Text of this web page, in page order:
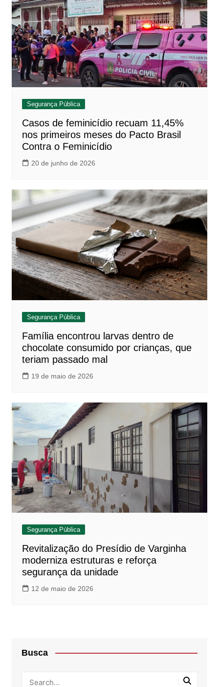
Segurança Pública
Casos de feminicídio recuam 11,45%
nos primeiros meses do Pacto Brasil
Contra o Feminicídio
20 de junho de 2026
Segurança Pública
Família encontrou larvas dentro de
chocolate consumido por crianças, que
teriam passado mal
19 de maio de 2026
Segurança Pública
Revitalização do Presídio de Varginha
moderniza estruturas e reforça
segurança da unidade
12 de maio de 2026
Busca